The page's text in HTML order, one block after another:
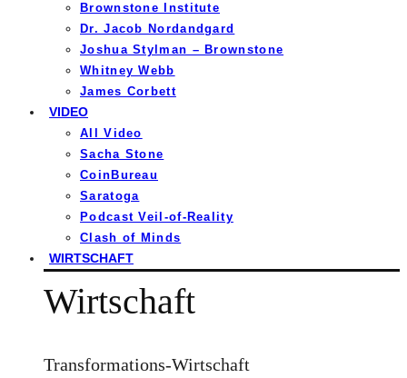
Brownstone Institute
Dr. Jacob Nordandgard
Joshua Stylman – Brownstone
Whitney Webb
James Corbett
VIDEO
All Video
Sacha Stone
CoinBureau
Saratoga
Podcast Veil-of-Reality
Clash of Minds
WIRTSCHAFT
Wirtschaft
Transformations-Wirtschaft